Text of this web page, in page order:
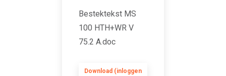
Bestektekst MS
100 HTH+WR V
75.2 A.doc
Download (inloggen